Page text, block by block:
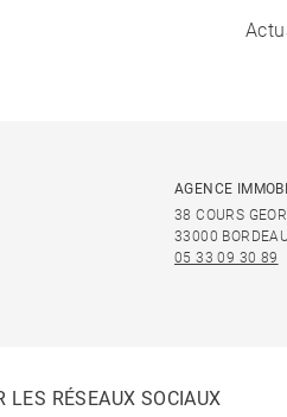
AGENCE
38 COURS
33000
05 33 09 30 89
LES RÉSEAUX SOCIAUX